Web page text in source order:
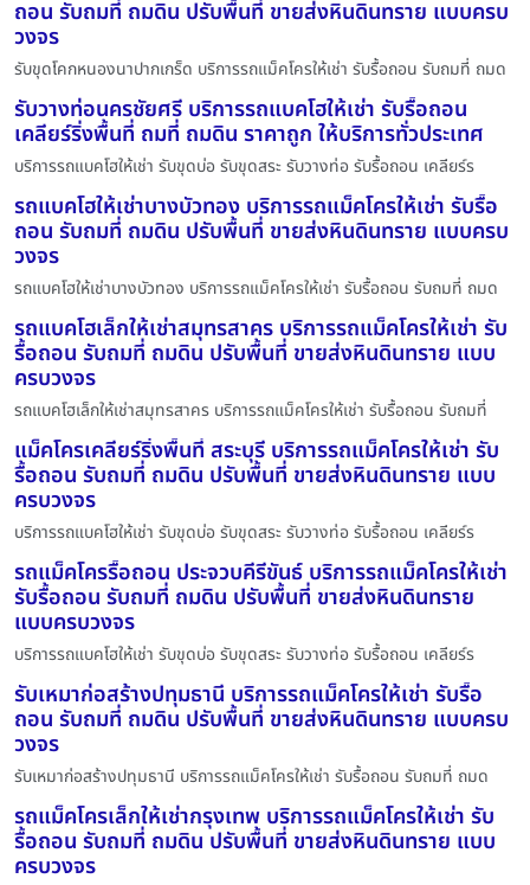
ถอน รับถมที่ ถมดิน ปรับพื้นที่ ขายส่งหินดินทราย แบบครบ
วงจร
รับขุดโคกหนองนาปากเกร็ด บริการรถแม็คโครให้เช่า รับรื้อถอน รับถมที่ ถมด
รับวางท่อนครชัยศรี บริการรถแบคโฮให้เช่า รับรื้อถอน
เคลียร์ริ่งพื้นที่ ถมที่ ถมดิน ราคาถูก ให้บริการทั่วประเทศ
บริการรถแบคโฮให้เช่า รับขุดบ่อ รับขุดสระ รับวางท่อ รับรื้อถอน เคลียร์ร
รถแบคโฮให้เช่าบางบัวทอง บริการรถแม็คโครให้เช่า รับรื้อ
ถอน รับถมที่ ถมดิน ปรับพื้นที่ ขายส่งหินดินทราย แบบครบ
วงจร
รถแบคโฮให้เช่าบางบัวทอง บริการรถแม็คโครให้เช่า รับรื้อถอน รับถมที่ ถมด
รถแบคโฮเล็กให้เช่าสมุทรสาคร บริการรถแม็คโครให้เช่า รับ
รื้อถอน รับถมที่ ถมดิน ปรับพื้นที่ ขายส่งหินดินทราย แบบ
ครบวงจร
รถแบคโฮเล็กให้เช่าสมุทรสาคร บริการรถแม็คโครให้เช่า รับรื้อถอน รับถมที่
แม็คโครเคลียร์ริ่งพื้นที่ สระบุรี บริการรถแม็คโครให้เช่า รับ
รื้อถอน รับถมที่ ถมดิน ปรับพื้นที่ ขายส่งหินดินทราย แบบ
ครบวงจร
บริการรถแบคโฮให้เช่า รับขุดบ่อ รับขุดสระ รับวางท่อ รับรื้อถอน เคลียร์ร
รถแม็คโครรื้อถอน ประจวบคีรีขันธ์ บริการรถแม็คโครให้เช่า
รับรื้อถอน รับถมที่ ถมดิน ปรับพื้นที่ ขายส่งหินดินทราย
แบบครบวงจร
บริการรถแบคโฮให้เช่า รับขุดบ่อ รับขุดสระ รับวางท่อ รับรื้อถอน เคลียร์ร
รับเหมาก่อสร้างปทุมธานี บริการรถแม็คโครให้เช่า รับรื้อ
ถอน รับถมที่ ถมดิน ปรับพื้นที่ ขายส่งหินดินทราย แบบครบ
วงจร
รับเหมาก่อสร้างปทุมธานี บริการรถแม็คโครให้เช่า รับรื้อถอน รับถมที่ ถมด
รถแม็คโครเล็กให้เช่ากรุงเทพ บริการรถแม็คโครให้เช่า รับ
รื้อถอน รับถมที่ ถมดิน ปรับพื้นที่ ขายส่งหินดินทราย แบบ
ครบวงจร